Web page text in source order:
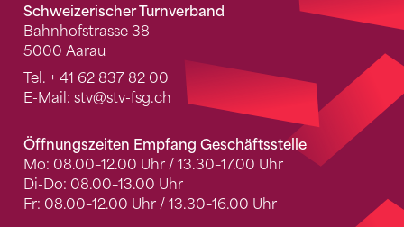
Schweizerischer Turnverband
Bahnhofstrasse 38
5000 Aarau
Tel. + 41 62 837 82 00
E-Mail: stv@stv-fsg.ch
Öffnungszeiten Empfang Geschäftsstelle
Mo: 08.00–12.00 Uhr / 13.30–17.00 Uhr
Di-Do: 08.00–13.00 Uhr
Fr: 08.00–12.00 Uhr / 13.30–16.00 Uhr